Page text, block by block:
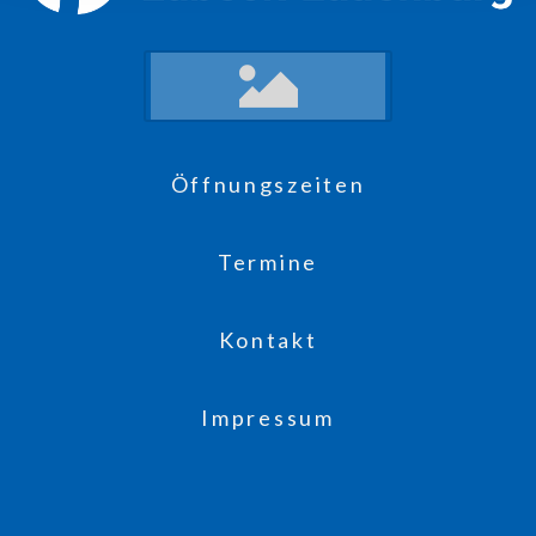
Öffnungszeiten
Termine
Kontakt
Impressum